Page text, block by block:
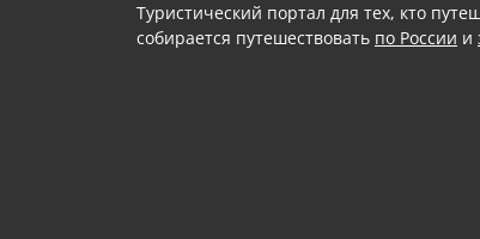
Туристический портал для тех, кто
собирается путешествовать по России и